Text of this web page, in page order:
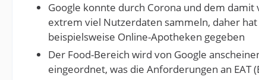
Google konnte durch Corona und dem
extrem viel Nutzerdaten sammeln, daher
beispielsweise Online-Apotheken gegeben
Der Food-Bereich wird von Google
eingeordnet, was die Anforderungen an EAT